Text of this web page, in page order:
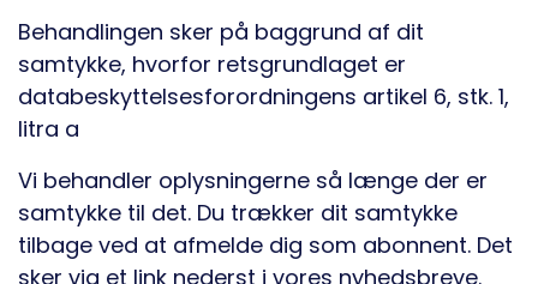
Behandlingen sker på baggrund af dit
samtykke, hvorfor retsgrundlaget er
databeskyttelsesforordningens artikel 6, stk. 1,
litra a
Vi behandler oplysningerne så længe der er
samtykke til det. Du trækker dit samtykke
tilbage ved at afmelde dig som abonnent. Det
sker via et link nederst i vores nyhedsbreve.